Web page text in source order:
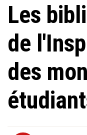
Les
de
des